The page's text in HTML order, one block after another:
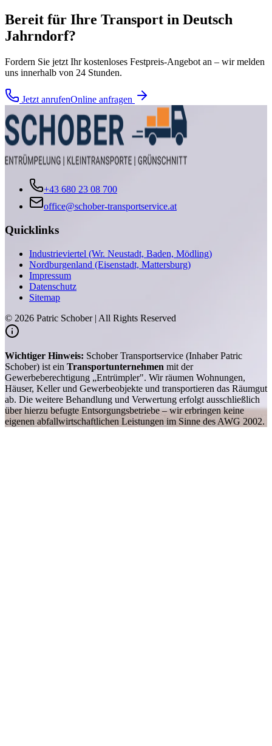
Bereit für Ihre Transport in Deutsch
Jahrndorf?
Fordern Sie jetzt Ihr kostenloses Festpreis-Angebot an – wir melden
uns innerhalb von 24 Stunden.
Jetzt anrufenOnline anfragen
+43 680 23 08 700
office@schober-transportservice.at
Quicklinks
Industrieviertel (Wr. Neustadt, Baden, Mödling)
Nordburgenland (Eisenstadt, Mattersburg)
Impressum
Datenschutz
Sitemap
© 2026 Patric Schober | All Rights Reserved
Wichtiger Hinweis: Schober Transportservice (Inhaber Patric
Schober) ist ein Transportunternehmen mit der
Gewerbeberechtigung „Entrümpler". Wir räumen Wohnungen,
Häuser, Keller und Gewerbeobjekte und transportieren das Räumgut
ab. Die weitere Behandlung und Verwertung erfolgt ausschließlich
über hierzu befugte Entsorgungsbetriebe – wir erbringen keine
eigenen abfallwirtschaftlichen Leistungen im Sinne des AWG 2002.